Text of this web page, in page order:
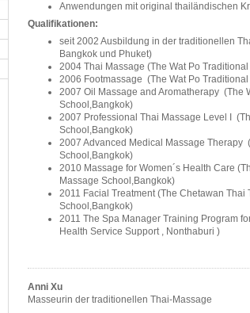
Anwendungen mit original thailändischen
Qualifikationen:
seit 2002 Ausbildung in der traditionellen
Bangkok und Phuket)
2004 Thai Massage (The Wat Po
2006 Footmassage (The Wat Po
2007 Oil Massage and Aromatherapy (The
School,Bangkok)
2007 Professional Thai Massage Level I
School,Bangkok)
2007 Advanced Medical Massage Therapy
School,Bangkok)
2010 Massage for Women´s Health Care
Massage School,Bangkok)
2011 Facial Treatment (The Chetawan Thai
School,Bangkok)
2011 The Spa Manager Training Program
Health Service Support , Nonthaburi )
Anni Xu
Masseurin der traditionellen Thai-Massage